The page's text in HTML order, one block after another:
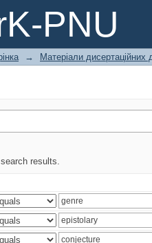
PNU
→ Матеріали дисертаційних
results.